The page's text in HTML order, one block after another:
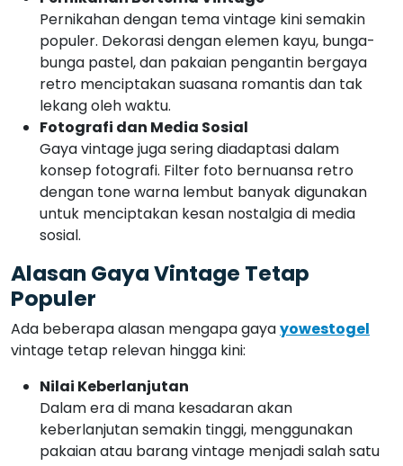
Pernikahan dengan tema vintage kini semakin
populer. Dekorasi dengan elemen kayu, bunga-
bunga pastel, dan pakaian pengantin bergaya
retro menciptakan suasana romantis dan tak
lekang oleh waktu.
Fotografi dan Media Sosial
Gaya vintage juga sering diadaptasi dalam
konsep fotografi. Filter foto bernuansa retro
dengan tone warna lembut banyak digunakan
untuk menciptakan kesan nostalgia di media
sosial.
Alasan Gaya Vintage Tetap
Populer
Ada beberapa alasan mengapa gayayowestogel
vintage tetap relevan hingga kini:
Nilai Keberlanjutan
Dalam era di mana kesadaran akan
keberlanjutan semakin tinggi, menggunakan
pakaian atau barang vintage menjadi salah satu